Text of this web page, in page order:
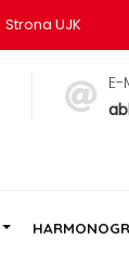
Strona UJK
E-